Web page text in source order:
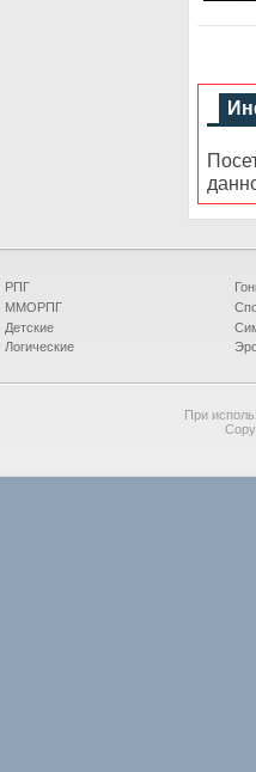
РПГ
ММОРПГ
Детские
Логические
При